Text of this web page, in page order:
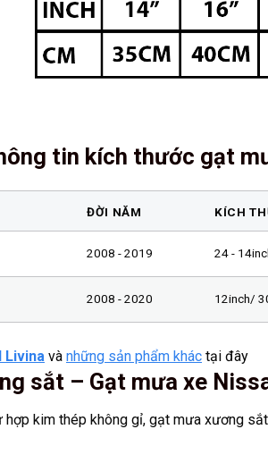
tin kích thước gạt
ĐỜI NĂM KÍCH
2008 - 2019 24 -
2008 - 2020 12inch/
Livina và những sản phẩm khác tại đây
sắt – Gạt mưa xe
kim thép không gỉ, gạt mưa xương